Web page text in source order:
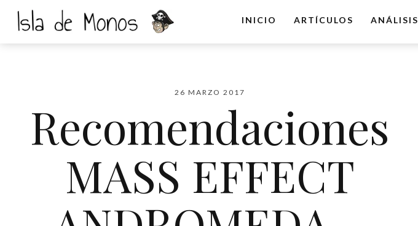
INICIO ARTÍCULOS ANÁLISIS
26 MARZO 2017
Recomendaciones
MASS EFFECT